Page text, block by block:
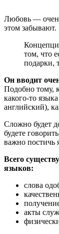
Любовь —
этом забывают.
том, что
подарки,
Он вводит
Подобно тому,
какого-то
английский),
Сложно будет
будете
важно постичь
Всего
языков:
слова
акты